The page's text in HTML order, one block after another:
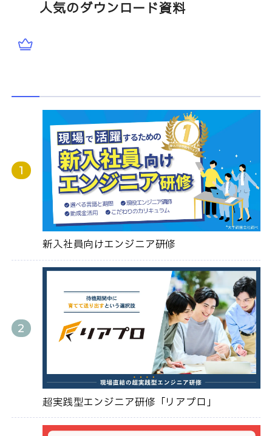
人気のダウンロード資料
新入社員向けエンジニア研修
超実践型エンジニア研修「リアプロ」